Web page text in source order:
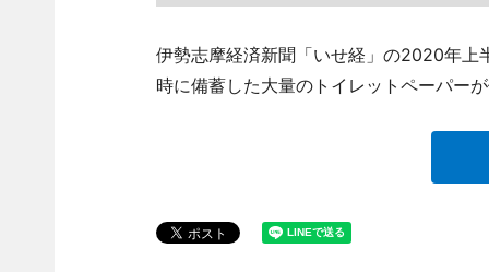
伊勢志摩経済新聞「いせ経」の2020年上
時に備蓄した大量のトイレットペーパー